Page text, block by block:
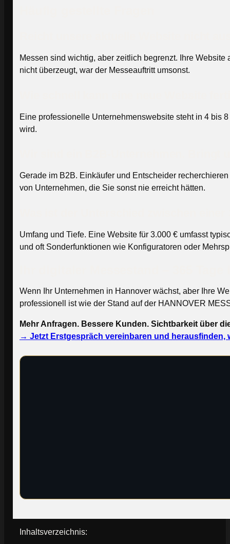
Messen sind wichtig, aber zeitlich begrenzt. Ihre
nicht überzeugt, war der Messeauftritt umsonst.
Eine professionelle Unternehmenswebsite steht in 4 bis
wird.
Gerade im B2B. Einkäufer und Entscheider
von Unternehmen, die Sie sonst nie erreicht hätten.
Umfang und Tiefe. Eine Website für 3.000 € umfasst
und oft Sonderfunktionen wie Konfiguratoren oder
Wenn Ihr Unternehmen in Hannover wächst, aber Ihre
professionell ist wie der Stand auf der HANNOVER
Mehr Anfragen. Bessere Kunden. Sichtbarkeit über
→ Jetzt Erstgespräch vereinbaren und herausfinden,
Inhaltsverzeichnis: